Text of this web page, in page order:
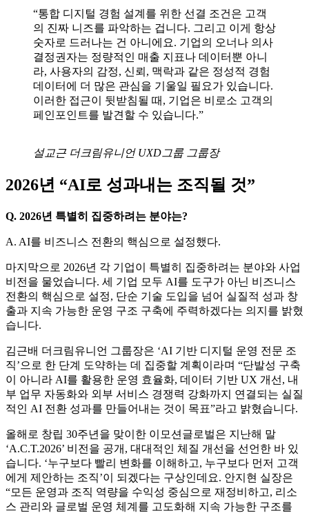
도움이 될 것”이라고 덧붙였죠.
한편 설교근 더크림유니언 그룹장은 의사결정권자들이 정성
적인 경험 데이터의 중요성을 이해해야 한다고 강조합니다.
“통합 디지털 경험 설계를 위한 선결 조건은 고객
의 진짜 니즈를 파악하는 겁니다. 그리고 이게 항상
숫자로 드러나는 건 아니에요. 기업의 오너나 의사
데이터에 더 많은 관심을 기울일 필요가 있습니다.
페인포인트를 발견할 수 있습니다.”
설교근 더크림유니언 UXD그룹 그룹장
Q. 2026년 특별히 집중하려는 분야는?
A. AI를 비즈니스 전환의 핵심으로 설정했다.
비전을 물었습니다. 세 기업 모두 AI를 도구가 아닌 비즈니스
전환의 핵심으로 설정, 단순 기술 도입을 넘어 실질적 성과 창
출과 지속 가능한 운영 구조 구축에 주력하겠다는 의지를 밝혔
습니다.
직’으로 한 단계 도약하는 데 집중할 계획이라며 “단발성 구축
이 아니라 AI를 활용한 운영 효율화, 데이터 기반 UX 개선, 내
부 업무 자동화와 외부 서비스 경쟁력 강화까지 연결되는 실질
적인 AI 전환 성과를 만들어내는 것이 목표”라고 밝혔습니다.
올해로 창립 30주년을 맞이한 이모션글로벌은 지난해 말